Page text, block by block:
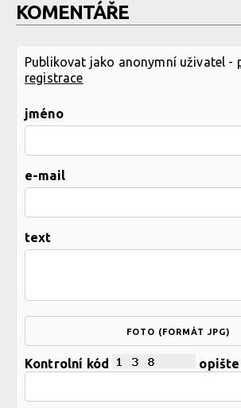
KOMENTÁŘE
Publikovat jako anonymní uživatel -
registrace
jméno
e-mail
text
FOTO (FORMÁT JPG)
Kontrolní kód opište